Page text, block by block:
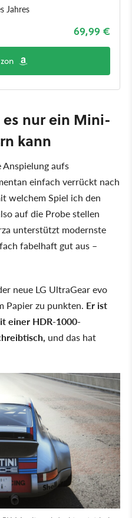
Jahres
69,99 €
es nur ein Mini-
kann
aufs
einfach verrückt nach
welchem Spiel ich den
auf die Probe stellen
unterstützt modernste
fabelhaft gut aus –
neue LG UltraGear evo
Papier zu punkten. Er ist
einer HDR-1000-
und das hat